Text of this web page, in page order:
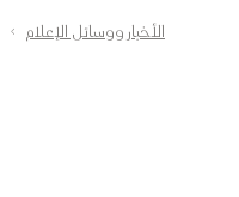
الأخبار ووسائل الإعلام